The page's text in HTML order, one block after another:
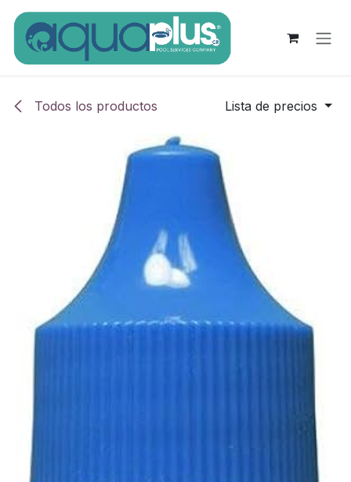
Ir al contenido
Todos los productos Lista de precios